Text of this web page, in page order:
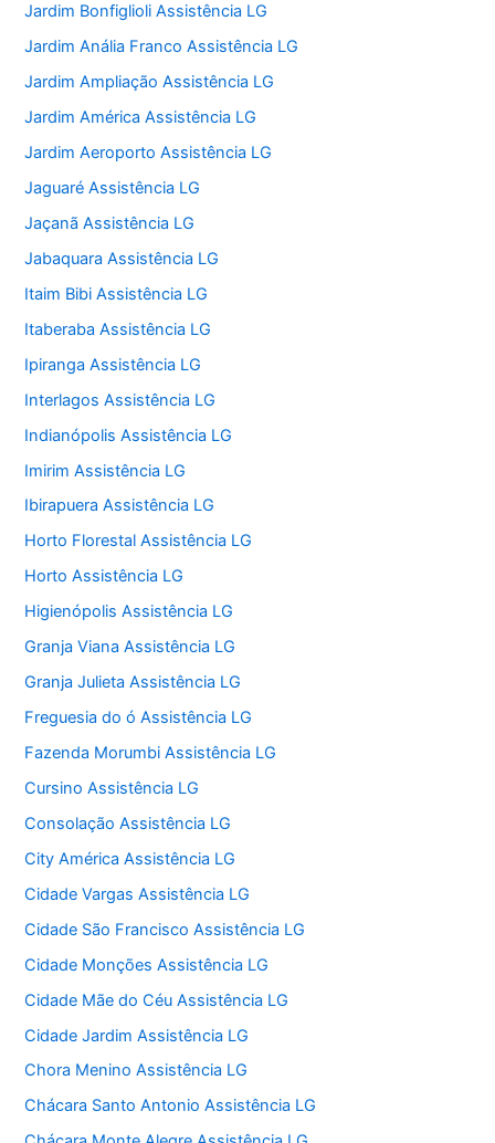
Jardim Bonfiglioli Assistência LG
Jardim Anália Franco Assistência LG
Jardim Ampliação Assistência LG
Jardim América Assistência LG
Jardim Aeroporto Assistência LG
Jaguaré Assistência LG
Jaçanã Assistência LG
Jabaquara Assistência LG
Itaim Bibi Assistência LG
Itaberaba Assistência LG
Ipiranga Assistência LG
Interlagos Assistência LG
Indianópolis Assistência LG
Imirim Assistência LG
Ibirapuera Assistência LG
Horto Florestal Assistência LG
Horto Assistência LG
Higienópolis Assistência LG
Granja Viana Assistência LG
Granja Julieta Assistência LG
Freguesia do ó Assistência LG
Fazenda Morumbi Assistência LG
Cursino Assistência LG
Consolação Assistência LG
City América Assistência LG
Cidade Vargas Assistência LG
Cidade São Francisco Assistência LG
Cidade Monções Assistência LG
Cidade Mãe do Céu Assistência LG
Cidade Jardim Assistência LG
Chora Menino Assistência LG
Chácara Santo Antonio Assistência LG